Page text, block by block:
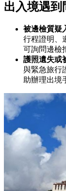
出入境遇到
被邊檢質疑
行程證明、
可詢問邊檢
護照遺失或
與緊急旅行
助辦理出境